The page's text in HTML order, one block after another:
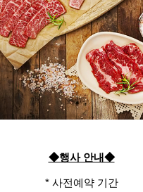
◆행사 안내◆
* 사전예약 기간